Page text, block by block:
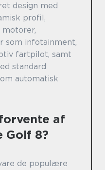
design med
profil,
som infotainment,
fartpilot, samt
standard
automatisk
af
Golf 8?
de populære